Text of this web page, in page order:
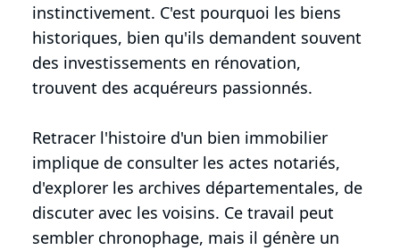
instinctivement. C'est pourquoi les biens
historiques, bien qu'ils demandent souvent
des investissements en rénovation,
trouvent des acquéreurs passionnés.
Retracer l'histoire d'un bien immobilier
implique de consulter les actes notariés,
d'explorer les archives départementales, de
discuter avec les voisins. Ce travail peut
sembler chronophage, mais il génère un